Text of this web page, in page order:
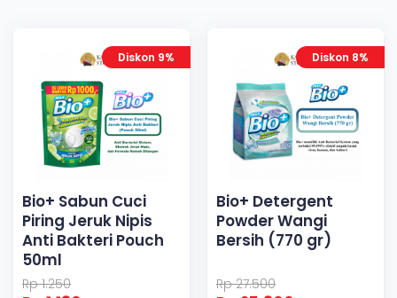
Diskon 9%
Bio+ Sabun Cuci
Piring Jeruk Nipis
Anti Bakteri Pouch
50ml
Rp 1.250
Diskon 8%
Bio+ Detergent
Powder Wangi
Bersih (770 gr)
Rp 27.500